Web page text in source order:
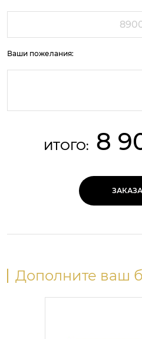
Ваши пожелания:
ИТОГО: 8
Дополните ваш